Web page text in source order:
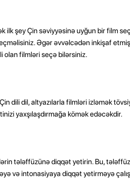
şey Çin səviyyəsinə uyğun bir film
Əgər əvvəlcədən inkişaf
olan filmləri seçə bilərsiniz.
Çin dili dil, altyazılarla filmləri izləmək
yaxşılaşdırmağa kömək edəcəkdir.
tələffüzünə diqqət yetirin. Bu,
və intonasiyaya diqqət yetirməyə